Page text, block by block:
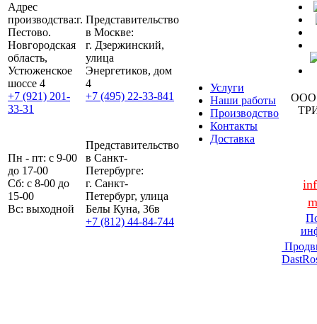
Адрес
производства:г.
Пестово.
Новгородская
область,
Устюженское
шоссе 4
+7 (921) 201-
33-31
Представительство
в Москве:
г. Дзержинский,
улица
Энергетиков, дом
4
+7 (495) 22-33-841
Услуги
Наши работы
Производство
Контакты
Доставка
ООО
Пн - пт: с 9-00
до 17-00
Сб: с 8-00 до
15-00
Вс: выходной
Представительство
в Санкт-
Петербурге:
г. Санкт-
Петербург, улица
Белы Куна, 36в
+7 (812) 44-84-744